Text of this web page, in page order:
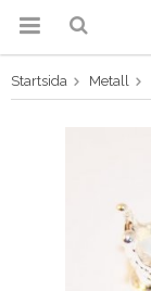
Startsida Metall